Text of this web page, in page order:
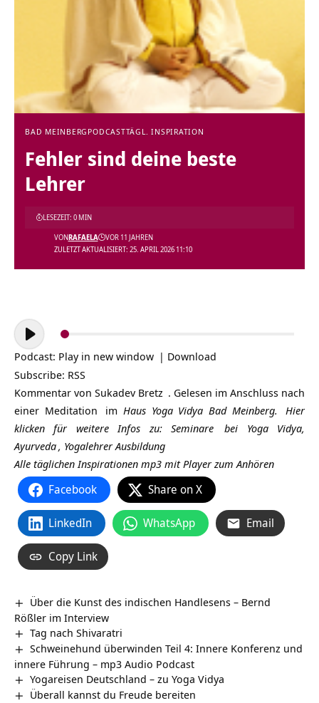
BAD MEINBERG PODCASTTÄGL. INSPIRATION
Fehler sind deine beste
Lehrer
ZULETZT AKTUALISIERT: 25. APRIL 2026 11:10
VONRAFAELA VOR 11 JAHREN
LESEZEIT: 0 MIN
Audio-
Player
Podcast: Play in new window | Download
Subscribe: RSS
Kommentar von Sukadev Bretz . Gelesen im Anschluss nach
einer Meditation im Haus Yoga Vidya Bad Meinberg.
Hier
klicken für weitere Infos zu: Seminare
bei Yoga Vidya,
Ayurveda, Yogalehrer Ausbildung
Alle täglichen Inspirationen mp3 mit Player zum Anhören
Facebook Share on X
LinkedIn WhatsApp Email
Copy Link
Über die Kunst des indischen Handlesens – Bernd
Rößler im Interview
Tag nach Shivaratri
Schweinehund überwinden Teil 4: Innere Konferenz und
innere Führung – mp3 Audio Podcast
Yogareisen Deutschland – zu Yoga Vidya
Überall kannst du Freude bereiten